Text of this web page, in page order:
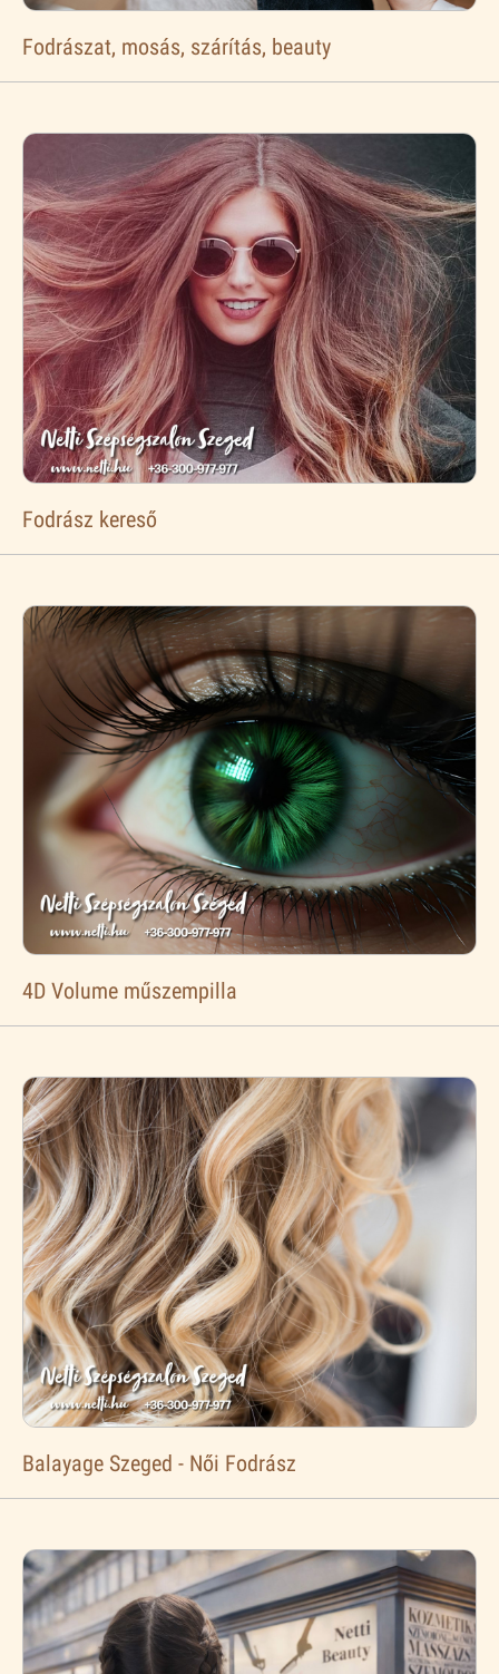
Fodrászat, mosás, szárítás, beauty
Fodrász kereső
4D Volume műszempilla
Balayage Szeged - Női Fodrász